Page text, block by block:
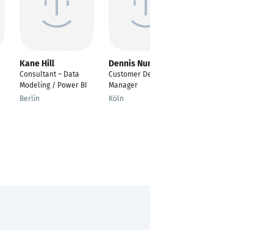
Kane Hill
Consultant – Data
Modeling / Power BI
Berlin
Dennis Nunheiser
Customer Delivery
Manager
Köln